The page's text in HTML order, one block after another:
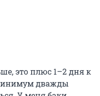
это плюс 1–2 дня к
дважды